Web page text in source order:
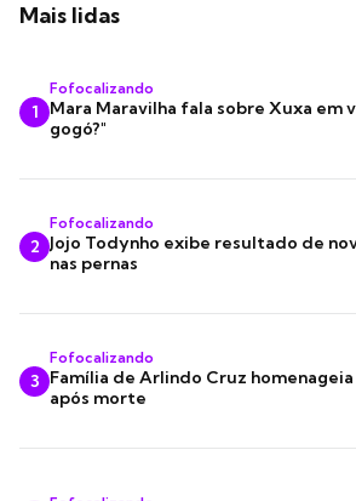
Mais lidas
1
Fofocalizando
Mara Maravilha fala sobre Xuxa em
gogó?"
2
Fofocalizando
Jojo Todynho exibe resultado de
nas pernas
3
Fofocalizando
Família de Arlindo Cruz
após morte